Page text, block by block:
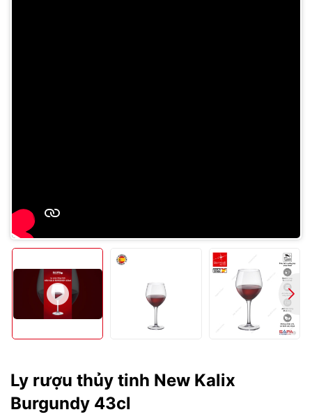
Ly rượu thủy tinh New Kalix
Burgundy 43cl